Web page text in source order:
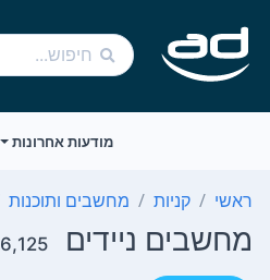
מודעות אחרונות
ראשי קניות מחשבים ותוכנות
מחשבים ניידים 6,125 מוצרים